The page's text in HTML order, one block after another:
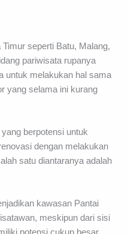
seperti Batu, Malang,
pariwisata rupanya
untuk melakukan hal sama
yang selama ini kurang
berpotensi untuk
dengan melakukan
satu diantaranya adalah
kawasan Pantai
meskipun dari sisi